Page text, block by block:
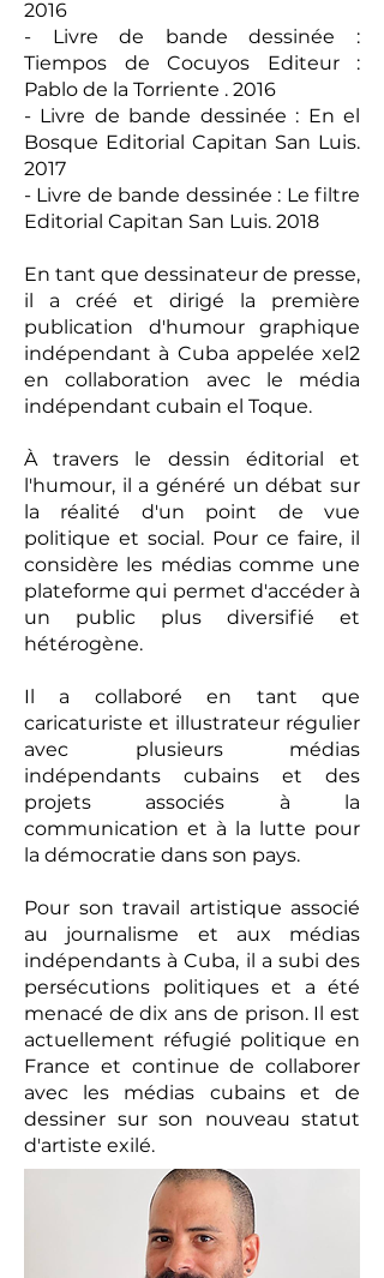
2016
- Livre de bande dessinée :
Tiempos de Cocuyos Editeur :
Pablo de la Torriente . 2016
- Livre de bande dessinée : En el
Bosque Editorial Capitan San Luis.
2017
- Livre de bande dessinée : Le filtre
Editorial Capitan San Luis. 2018
En tant que dessinateur de presse,
il a créé et dirigé la première
publication d'humour graphique
indépendant à Cuba appelée xel2
en collaboration avec le média
indépendant cubain el Toque.
À travers le dessin éditorial et
l'humour, il a généré un débat sur
la réalité d'un point de vue
politique et social. Pour ce faire, il
considère les médias comme une
plateforme qui permet d'accéder à
un public plus diversifié et
hétérogène.
Il a collaboré en tant que
caricaturiste et illustrateur régulier
avec plusieurs médias
indépendants cubains et des
projets associés à la
communication et à la lutte pour
la démocratie dans son pays.
Pour son travail artistique associé
au journalisme et aux médias
indépendants à Cuba, il a subi des
persécutions politiques et a été
menacé de dix ans de prison. Il est
actuellement réfugié politique en
France et continue de collaborer
avec les médias cubains et de
dessiner sur son nouveau statut
d'artiste exilé.